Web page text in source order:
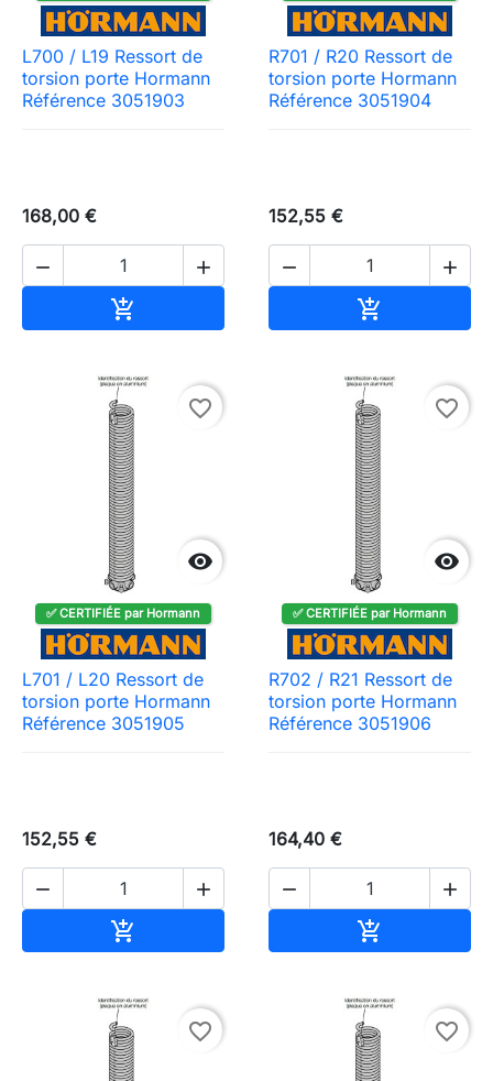
L700 / L19 Ressort de
torsion porte Hormann
Référence 3051903
168,00 €
 

R701 / R20 Ressort de
torsion porte Hormann
Référence 3051904
152,55 €
 


favorite_border
✅ CERTIFIÉE par Hormann
L701 / L20 Ressort de
torsion porte Hormann
Référence 3051905
152,55 €
 


favorite_border
✅ CERTIFIÉE par Hormann
R702 / R21 Ressort de
torsion porte Hormann
Référence 3051906
164,40 €
 

favorite_border favorite_border